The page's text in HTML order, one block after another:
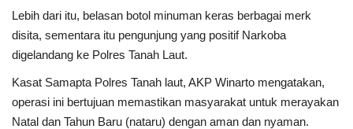
Lebih dari itu, belasan botol minuman keras berbagai merk
disita, sementara itu pengunjung yang positif Narkoba
digelandang ke Polres Tanah Laut.
Kasat Samapta Polres Tanah laut, AKP Winarto mengatakan,
operasi ini bertujuan memastikan masyarakat untuk merayakan
Natal dan Tahun Baru (nataru) dengan aman dan nyaman.